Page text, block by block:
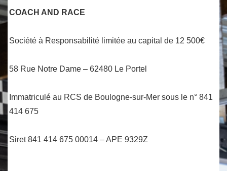
COACH AND RACE
Société à Responsabilité limitée au capital de 12 500€
58 Rue Notre Dame – 62480 Le Portel
Immatriculé au RCS de Boulogne-sur-Mer sous le n° 841
414 675
Siret 841 414 675 00014 – APE 9329Z